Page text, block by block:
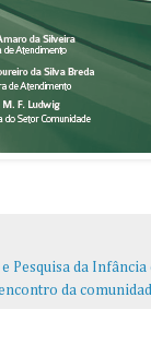
Pesquisa da Infância
da